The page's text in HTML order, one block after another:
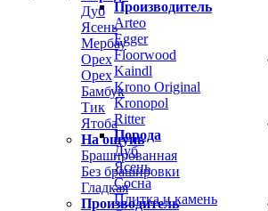
Дуб
Ясень
Мербау
Орех
Орех
Бамбук
Тик
Ятоба
На ощупь
Брашированная
Без брашировки
Гладкая
Производитель
Производитель
Arteo
Egger
Floorwood
Kaindl
Krono Original
Kronopol
Ritter
Порода
Дуб
Ясень
Сосна
Плитка и камень